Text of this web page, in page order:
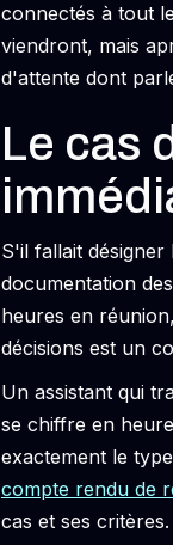
connectés à tout
viendront, mais
d'attente dont
Le cas
S'il fallait
documentation
heures en
décisions est un
Un assistant qui
se chiffre en
exactement le
compte rendu de
cas et ses critères.